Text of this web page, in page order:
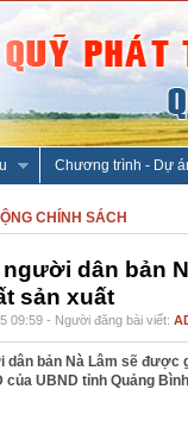
Chương trình - Dự
CHÍNH SÁCH
dân bản
sản xuất
09:59 - Người đăng bài viết:
dân bản Nà Lâm sẽ được
của UBND tỉnh Quảng